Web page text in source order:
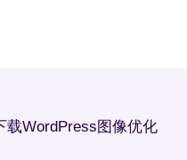
载WordPress图像优化